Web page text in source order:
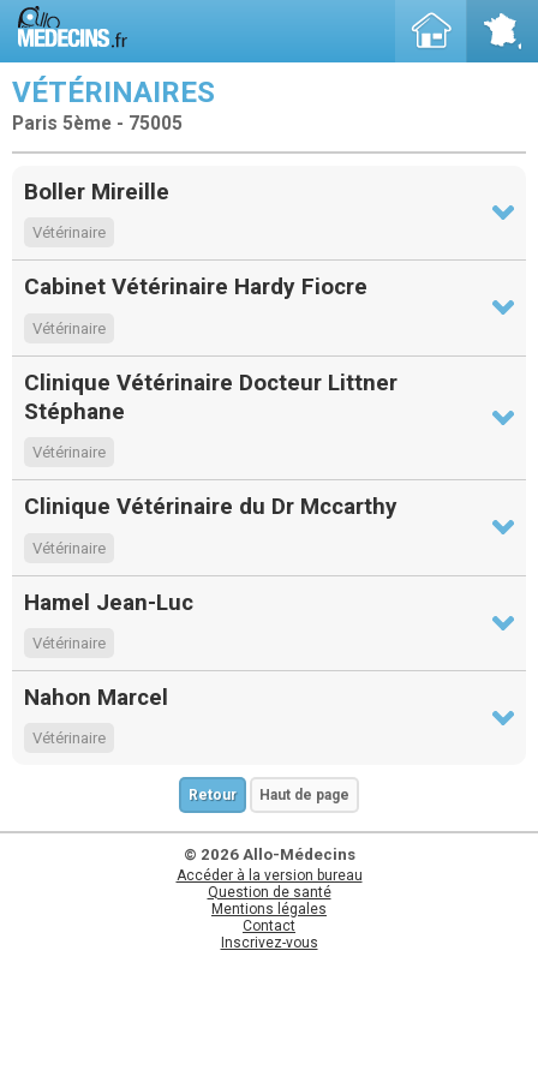
VÉTÉRINAIRES
Paris 5ème - 75005
Boller Mireille
Vétérinaire
Cabinet Vétérinaire Hardy Fiocre
Vétérinaire
Clinique Vétérinaire Docteur Littner
Stéphane
Vétérinaire
Clinique Vétérinaire du Dr Mccarthy
Vétérinaire
Hamel Jean-Luc
Vétérinaire
Nahon Marcel
Vétérinaire
Retour Haut de page
© 2026 Allo-Médecins
Accéder à la version bureau
Question de santé
Mentions légales
Contact
Inscrivez-vous